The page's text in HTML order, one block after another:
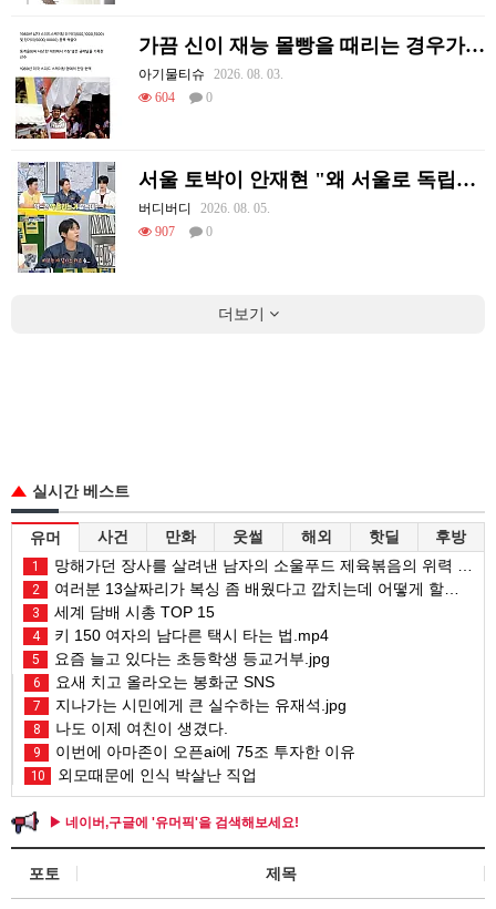
가끔 신이 재능 몰빵을 때리는 경우가 있음
아기물티슈
2026. 08. 03.
604
0
서울 토박이 안재현 "왜 서울로 독립해?"
버디버디
2026. 08. 05.
907
0
더보기
실시간 베스트
유머 사건 만화 웃썰 해외 핫딜 후방
1 망해가던 장사를 살려낸 남자의 소울푸드 제육볶음의 위력 ㅋㅋ
2 여러분 13살짜리가 복싱 좀 배웠다고 깝치는데 어떻게 할까요?
3 세계 담배 시총 TOP 15
4 키 150 여자의 남다른 택시 타는 법.mp4
5 요즘 늘고 있다는 초등학생 등교거부.jpg
6 요새 치고 올라오는 봉화군 SNS
7 지나가는 시민에게 큰 실수하는 유재석.jpg
8 나도 이제 여친이 생겼다.
9 이번에 아마존이 오픈ai에 75조 투자한 이유
10 외모때문에 인식 박살난 직업
▶ 네이버,구글에 '유머픽'을 검색해보세요!
포토 제목